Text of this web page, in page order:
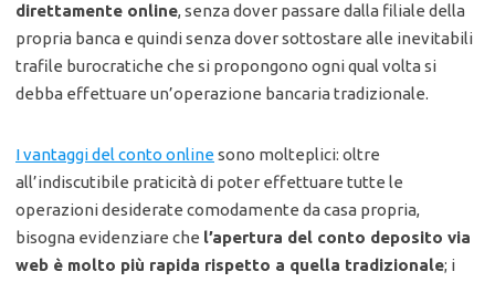
direttamente online, senza dover passare dalla filiale della
propria banca e quindi senza dover sottostare alle inevitabili
trafile burocratiche che si propongono ogni qual volta si
debba effettuare un’operazione bancaria tradizionale.
I vantaggi del conto onlinesono molteplici: oltre
all’indiscutibile praticità di poter effettuare tutte le
operazioni desiderate comodamente da casa propria,
bisogna evidenziare che l’apertura del conto deposito via
web è molto più rapida rispetto a quella tradizionale; i